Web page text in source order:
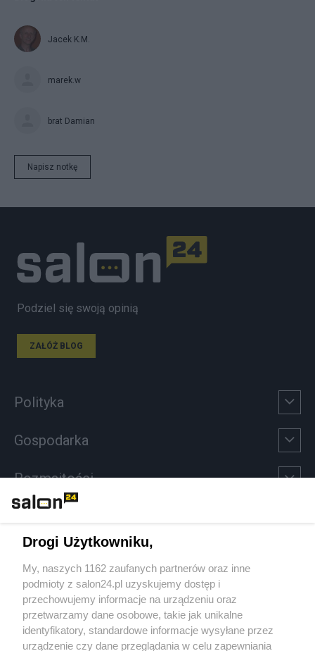
Jacek K.M.
marek.w
brat Damian
Napisz notkę
Podziel się swoją opinią
ZAŁÓŻ BLOG
Polityka
Gospodarka
Rozmaitości
Sport
Społeczeństwo
Kultura
Drogi Użytkowniku,
My, naszych 1162 zaufanych partnerów oraz inne
podmioty z salon24.pl uzyskujemy dostęp i
przechowujemy informacje na urządzeniu oraz
przetwarzamy dane osobowe, takie jak unikalne
identyfikatory, standardowe informacje wysyłane przez
urządzenie czy dane przeglądania w celu zapewniania